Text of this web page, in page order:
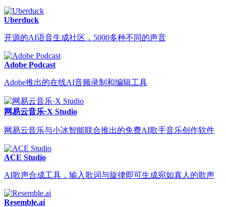
Uberduck
开源的AI语音生成社区，5000多种不同的声音
Adobe Podcast
Adobe推出的在线AI音频录制和编辑工具
网易云音乐·X Studio
网易云音乐与小冰智能联合推出的免费AI歌手音乐创作软件
ACE Studio
AI歌声合成工具，输入歌词与旋律即可生成宛如真人的歌声
Resemble.ai